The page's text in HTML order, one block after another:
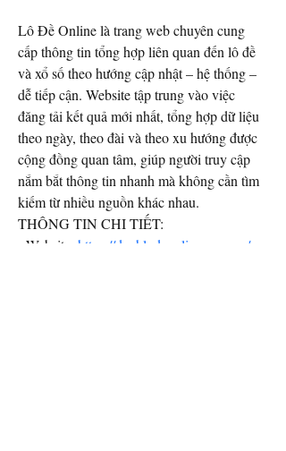
Lô Đề Online là trang web chuyên cung
cấp thông tin tổng hợp liên quan đến lô đề
và xổ số theo hướng cập nhật – hệ thống –
dễ tiếp cận. Website tập trung vào việc
đăng tải kết quả mới nhất, tổng hợp dữ liệu
theo ngày, theo đài và theo xu hướng được
cộng đồng quan tâm, giúp người truy cập
nắm bắt thông tin nhanh mà không cần tìm
kiếm từ nhiều nguồn khác nhau.
THÔNG TIN CHI TIẾT:
- Website: https://danhlodeonline.com.co/